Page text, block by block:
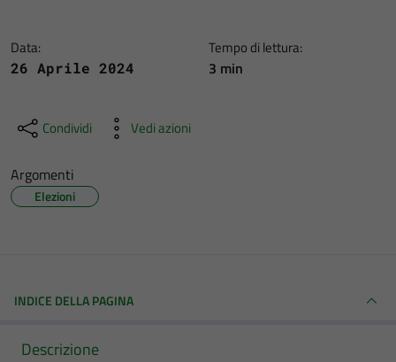
Data:
26 Aprile 2024
Tempo di lettura:
3 min
Condividi Vedi azioni
Argomenti
Elezioni
INDICE DELLA PAGINA
Descrizione